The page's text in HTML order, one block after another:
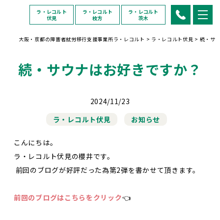
ラ・レコルト
伏見
ラ・レコルト
枚方
ラ・レコルト
茨木
大阪・京都の障害者就労移行支援事業所ラ・レコルト > ラ・レコルト伏見 > 続・サ
続・サウナはお好きですか？
2024/11/23
ラ・レコルト伏見
お知らせ
こんにちは。
ラ・レコルト伏見の櫻井です。
前回のブログが好評だった為第2弾を書かせて頂きます。
前回のブログはこちらをクリック👈